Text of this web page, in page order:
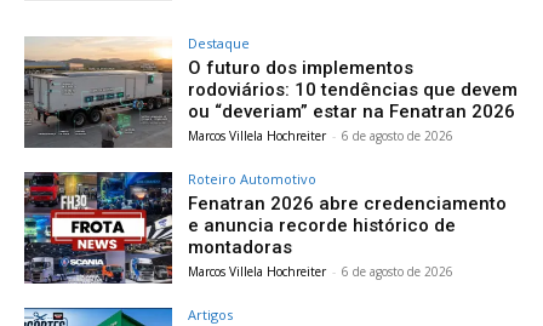
Destaque
O futuro dos implementos
rodoviários: 10 tendências que devem
ou “deveriam” estar na Fenatran 2026
Marcos Villela Hochreiter - 6 de agosto de 2026
Roteiro Automotivo
Fenatran 2026 abre credenciamento
e anuncia recorde histórico de
montadoras
Marcos Villela Hochreiter - 6 de agosto de 2026
Artigos